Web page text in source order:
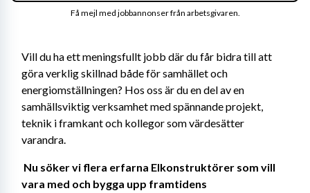
Vill du ha ett meningsfullt jobb där du får bidra till att
göra verklig skillnad både för samhället och
energiomställningen? Hos oss är du en del av en
samhällsviktig verksamhet med spännande projekt,
teknik i framkant och kollegor som värdesätter
varandra.
Nu söker vi flera erfarna Elkonstruktörer som vill
vara med och bygga upp framtidens
Få mejl med jobbannonser från arbetsgivaren.